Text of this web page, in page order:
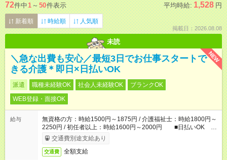
72件中1 ～ 50件表示 平均時給: 1,528 円
新着順 時給順 人気順
掲載日：2026.08.08
未読
NEW
＼急な出費も安心／最短3日でお仕事スタートで
きる介護＊即日×日払いOK
派遣 職種未経験OK 社会人未経験OK
ブランクOK
WEB登録・面接OK
給与
無資格の方：時給1500円～1875円 / 介護福祉士：時給1800円～
2250円 / 初任者以上：時給1600円～2000円 ■日払いOK ■
日収例：1万2000円（時給1500円×8h）
交通費別途支給あり
交通費 全額支給